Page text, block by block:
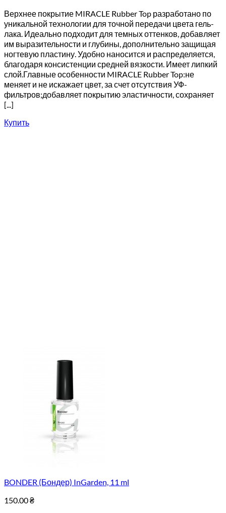
Верхнее покрытие MIRACLE Rubber Top разработано по
уникальной технологии для точной передачи цвета гель-
лака. Идеально подходит для темных оттенков, добавляет
им выразительности и глубины, дополнительно защищая
ногтевую пластину. Удобно наносится и распределяется,
благодаря консистенции средней вязкости. Имеет липкий
слой.Главные особенности MIRACLE Rubber Top:не
меняет и не искажает цвет, за счет отсутствия УФ-
фильтров;добавляет покрытию эластичности, сохраняет
[...]
Купить
BONDER (Бондер) InGarden, 11 ml
150.00₴